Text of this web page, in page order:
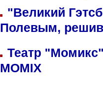
"Великий
Полевым,
Театр
MOMIX